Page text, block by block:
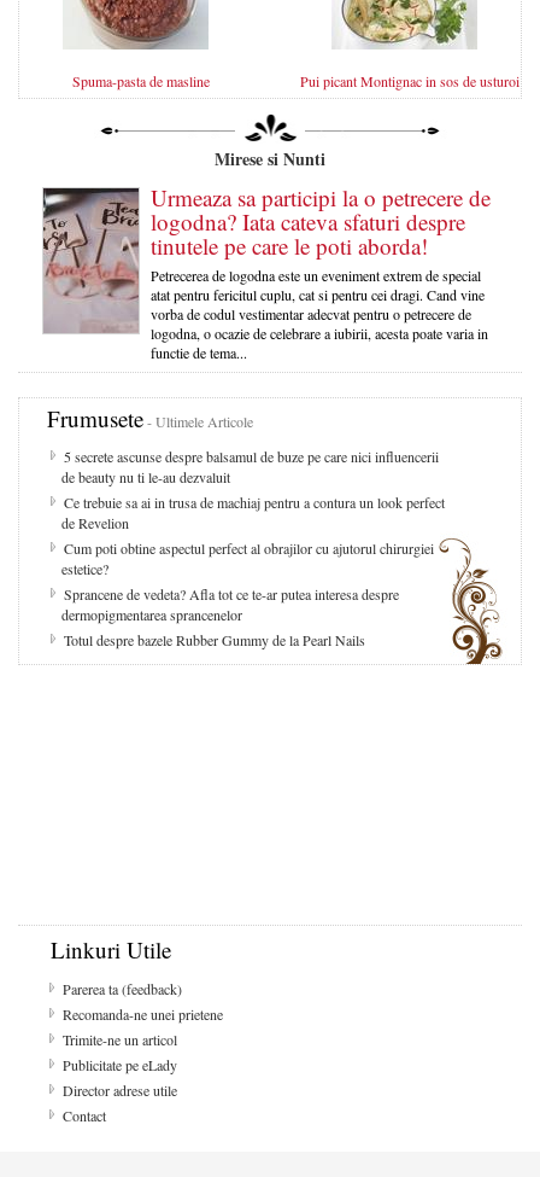
Spuma-pasta de masline Pui picant Montignac in sos de usturoi
Mirese si Nunti
Urmeaza sa participi la o petrecere de
logodna? Iata cateva sfaturi despre
tinutele pe care le poti aborda!
Petrecerea de logodna este un eveniment extrem de special
atat pentru fericitul cuplu, cat si pentru cei dragi. Cand vine
vorba de codul vestimentar adecvat pentru o petrecere de
logodna, o ocazie de celebrare a iubirii, acesta poate varia in
functie de tema...
Frumusete- Ultimele Articole
5 secrete ascunse despre balsamul de buze pe care nici influencerii
de beauty nu ti le-au dezvaluit
Ce trebuie sa ai in trusa de machiaj pentru a contura un look perfect
de Revelion
Cum poti obtine aspectul perfect al obrajilor cu ajutorul chirurgiei
estetice?
Sprancene de vedeta? Afla tot ce te-ar putea interesa despre
dermopigmentarea sprancenelor
Totul despre bazele Rubber Gummy de la Pearl Nails
Linkuri Utile
Parerea ta (feedback)
Recomanda-ne unei prietene
Trimite-ne un articol
Publicitate pe eLady
Director adrese utile
Contact